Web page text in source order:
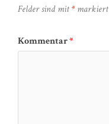
Felder sind mit*markiert
Kommentar*